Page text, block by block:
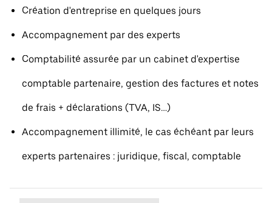
Création d'entreprise en quelques jours
Accompagnement par des experts
Comptabilité assurée par un cabinet d'expertise
comptable partenaire, gestion des factures et notes
de frais + déclarations (TVA, IS…)
Accompagnement illimité, le cas échéant par leurs
experts partenaires : juridique, fiscal, comptable